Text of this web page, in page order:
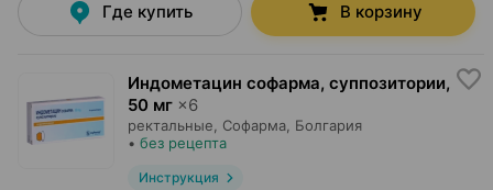
Где купить В корзину
Индометацин софарма, суппозитории,
50 мг ×6
ректальные, Софарма , Болгария
• без рецепта
Инструкция